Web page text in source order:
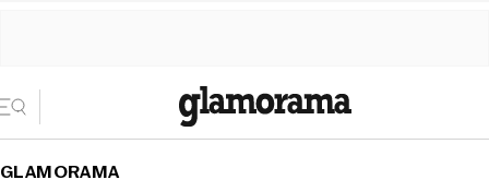
GLAMORAMA